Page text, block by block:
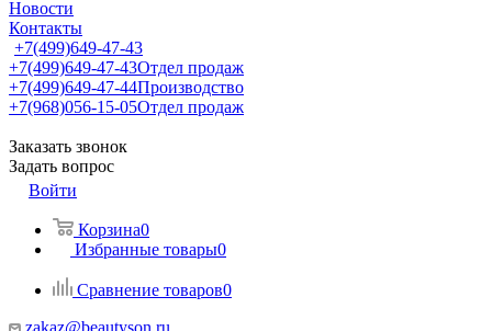
Новости
Контакты
+7(499)649-47-43
+7(499)649-47-43Отдел продаж
+7(499)649-47-44Производство
+7(968)056-15-05Отдел продаж
Заказать звонок
Задать вопрос
Войти
Корзина0
Избранные товары0
Сравнение товаров0
zakaz@beautyson.ru